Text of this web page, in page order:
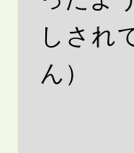
しされ
ん）